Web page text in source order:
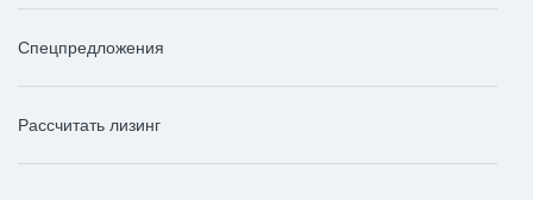
Спецпредложения
Рассчитать лизинг